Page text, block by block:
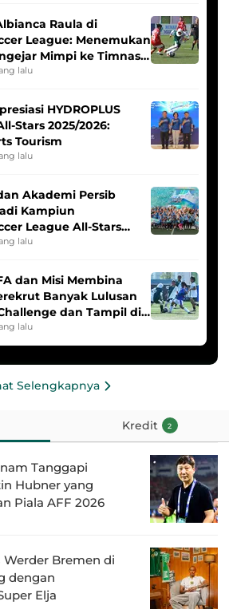
Raula di
League: Menemukan
Mimpi ke Timnas
lalu
HYDROPLUS
Stars 2025/2026:
Tourism
lalu
Akademi Persib
Kampiun
League All-Stars
lalu
dan Misi Membina
Banyak Lulusan
dan Tampil di
League
lalu
Selengkapnya
Kredit 2
Tanggapi
Hubner yang
Piala AFF 2026
Werder Bremen di
dengan
Elja